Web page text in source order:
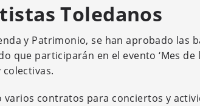
Toledanos
y Patrimonio, se han aprobado las
que participarán en el evento ‘Mes de
varios contratos para conciertos y